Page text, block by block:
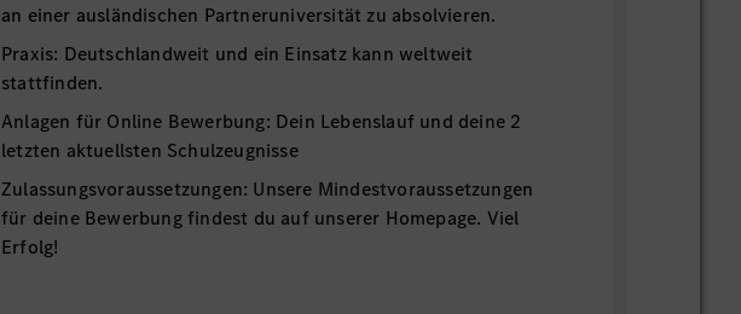
an einer ausländischen Partneruniversität zu absolvieren.
Praxis: Deutschlandweit und ein Einsatz kann weltweit
stattfinden.
Anlagen für Online Bewerbung: Dein Lebenslauf und deine 2
letzten aktuellsten Schulzeugnisse
Zulassungsvoraussetzungen: Unsere Mindestvoraussetzungen
für deine Bewerbung findest du auf unserer Homepage. Viel
Erfolg!